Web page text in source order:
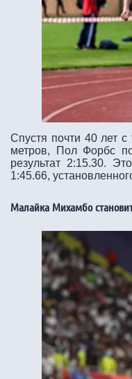
Спустя почти 40 лет
метров, Пол Форбс
результат 2:15.30.
1:45.66,
Малайка Михамбо